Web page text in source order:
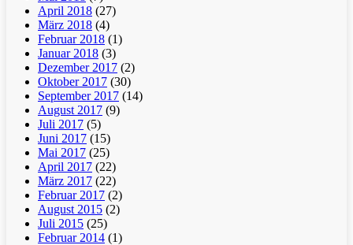
April 2018 (27)
März 2018 (4)
Februar 2018 (1)
Januar 2018 (3)
Dezember 2017 (2)
Oktober 2017 (30)
September 2017 (14)
August 2017 (9)
Juli 2017 (5)
Juni 2017 (15)
Mai 2017 (25)
April 2017 (22)
März 2017 (22)
Februar 2017 (2)
August 2015 (2)
Juli 2015 (25)
Februar 2014 (1)